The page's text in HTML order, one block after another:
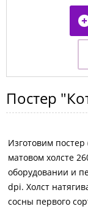
Постер
Изготовим
матовом холсте
оборудовании и
dpi. Холст
сосны первого